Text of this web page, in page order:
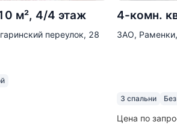
м², 4/4 этаж
переулок, 28
4-комн.
ЗАО,
3 спальни
Цена по